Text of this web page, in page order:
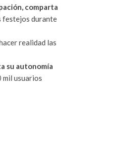
comparta
festejos durante
realidad las
su autonomía
mil usuarios